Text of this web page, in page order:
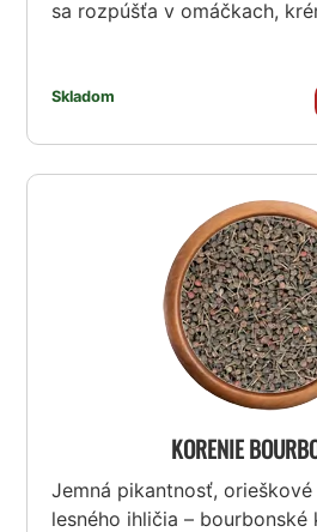
sa rozpúšťa v omáčkach,
Skladom
KORENIE
Jemná pikantnosť,
lesného ihličia –